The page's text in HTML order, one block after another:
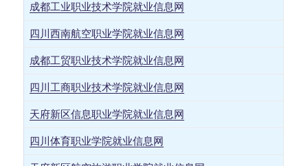
成都工业职业技术学院就业信息网
四川西南航空职业学院就业信息网
成都工贸职业技术学院就业信息网
四川工商职业技术学院就业信息网
天府新区信息职业学院就业信息网
四川体育职业学院就业信息网